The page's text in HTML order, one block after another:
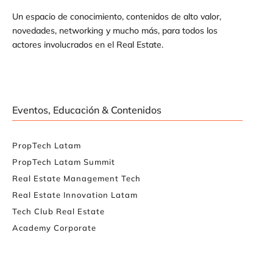
Un espacio de conocimiento, contenidos de alto valor,
novedades, networking y mucho más, para todos los
actores involucrados en el Real Estate.
Eventos, Educación & Contenidos
PropTech Latam
PropTech Latam Summit
Real Estate Management Tech
Real Estate Innovation Latam
Tech Club Real Estate
Academy Corporate